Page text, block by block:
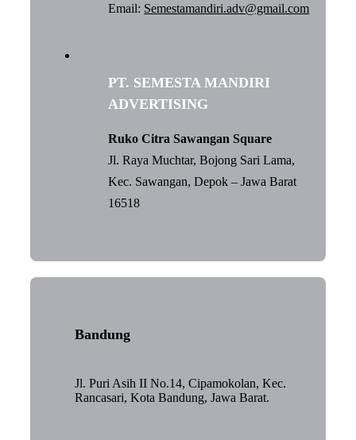
Email: Semestamandiri.adv@gmail.com
PT. SEMESTA MANDIRI
ADVERTISING
Ruko Citra Sawangan Square
Jl. Raya Muchtar, Bojong Sari Lama,
Kec. Sawangan, Depok – Jawa Barat
16518
Bandung
Jl. Puri Asih II No.14, Cipamokolan, Kec.
Rancasari, Kota Bandung, Jawa Barat.